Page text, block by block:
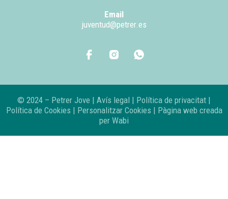
Email
juventud@petrer.es
© 2024 – Petrer Jove | Avís legal | Política de privacitat |
Política de Cookies | Personalitzar Cookies | Pàgina web creada
per Wabi